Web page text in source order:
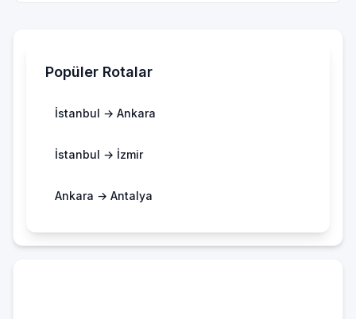
Popüler Rotalar
İstanbul → Ankara
İstanbul → İzmir
Ankara → Antalya